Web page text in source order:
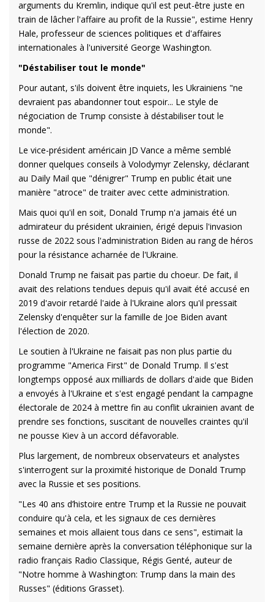
arguments du Kremlin, indique qu'il est peut-être juste en
train de lâcher l'affaire au profit de la Russie", estime Henry
Hale, professeur de sciences politiques et d'affaires
internationales à l'université George Washington.
"Déstabiliser tout le monde"
Pour autant, s'ils doivent être inquiets, les Ukrainiens "ne
devraient pas abandonner tout espoir... Le style de
négociation de Trump consiste à déstabiliser tout le
monde".
Le vice-président américain JD Vance a même semblé
donner quelques conseils à Volodymyr Zelensky, déclarant
au Daily Mail que "dénigrer" Trump en public était une
manière "atroce" de traiter avec cette administration.
Mais quoi qu'il en soit, Donald Trump n'a jamais été un
admirateur du président ukrainien, érigé depuis l'invasion
russe de 2022 sous l'administration Biden au rang de héros
pour la résistance acharnée de l'Ukraine.
Donald Trump ne faisait pas partie du choeur. De fait, il
avait des relations tendues depuis qu'il avait été accusé en
2019 d'avoir retardé l'aide à l'Ukraine alors qu'il pressait
Zelensky d'enquêter sur la famille de Joe Biden avant
l'élection de 2020.
Le soutien à l'Ukraine ne faisait pas non plus partie du
programme "America First" de Donald Trump. Il s'est
longtemps opposé aux milliards de dollars d'aide que Biden
a envoyés à l'Ukraine et s'est engagé pendant la campagne
électorale de 2024 à mettre fin au conflit ukrainien avant de
prendre ses fonctions, suscitant de nouvelles craintes qu'il
ne pousse Kiev à un accord défavorable.
Plus largement, de nombreux observateurs et analystes
s'interrogent sur la proximité historique de Donald Trump
avec la Russie et ses positions.
"Les 40 ans d’histoire entre Trump et la Russie ne pouvait
conduire qu'à cela, et les signaux de ces dernières
semaines et mois allaient tous dans ce sens", estimait la
semaine dernière après la conversation téléphonique sur la
radio français Radio Classique, Régis Genté, auteur de
"Notre homme à Washington: Trump dans la main des
Russes" (éditions Grasset).